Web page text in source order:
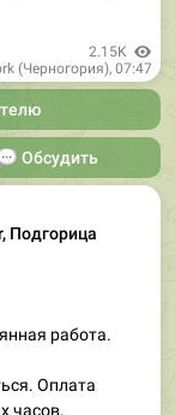
2.15K
(Черногория), 07:47
Обсудить
Подгорица
работа.
Оплата
часов.